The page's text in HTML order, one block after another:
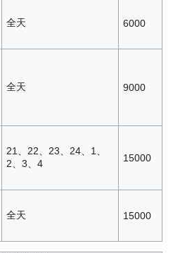
全天 6000
全天 9000
21、22、23、24、1、
2、3、4
15000
全天 15000